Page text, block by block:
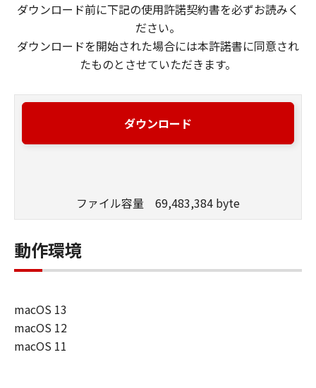
ダウンロード前に下記の使用許諾契約書を必ずお読みく
ださい。
ダウンロードを開始された場合には本許諾書に同意され
たものとさせていただきます。
ダウンロード
ファイル容量 69,483,384 byte
動作環境
macOS 13
macOS 12
macOS 11